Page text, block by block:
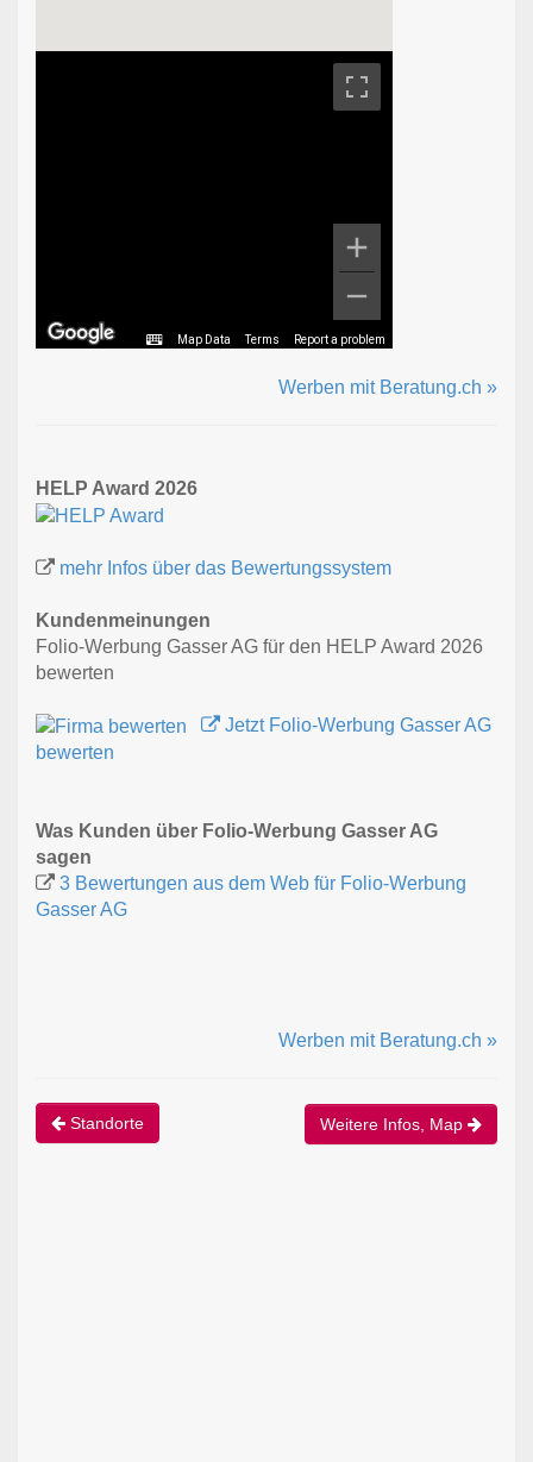
Map Data Terms Report a problem
Werben mit Beratung.ch »
HELP Award 2026
mehr Infos über das Bewertungssystem
Kundenmeinungen
Folio-Werbung Gasser AG für den HELP Award 2026
bewerten
Jetzt Folio-Werbung Gasser AG
bewerten
Was Kunden über Folio-Werbung Gasser AG
sagen
3 Bewertungen aus dem Web für Folio-Werbung
Gasser AG
Werben mit Beratung.ch »
Standorte Weitere Infos, Map